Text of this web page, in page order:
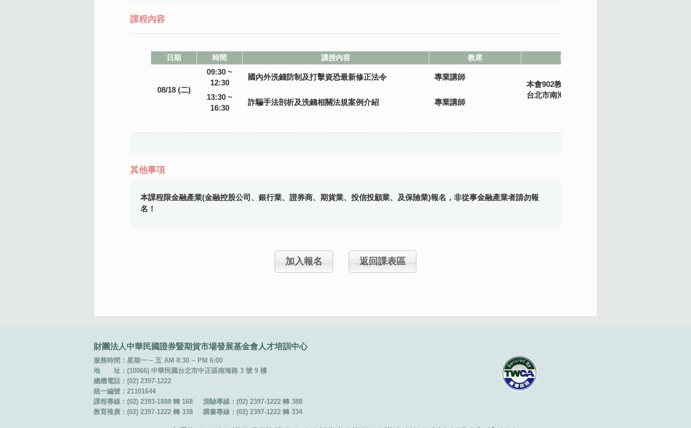
課程內容
日期 時間 講授內容 教席 地點
08/18 (二)
09:30 ~
12:30
國內外洗錢防制及打擊資恐最新修正法令
專業講師
本會902教室
台北市南海路3號9樓
13:30 ~
16:30
詐騙手法剖析及洗錢相關法規案例介紹 專業講師
其他事項
本課程限金融產業(金融控股公司、銀行業、證券商、期貨業、投信投顧業、及保險業)報名，非從事金融產業者請勿報
名！
加入報名 返回課表區
財團法人中華民國證券暨期貨市場發展基金會人才培訓中心
服務時間：星期一 ~ 五 AM 8:30 ~ PM 6:00
地 址：(10066) 中華民國台北市中正區南海路 3 號 9 樓
總機電話：(02) 2397-1222
統一編號：21101644
課程專線：(02) 2393-1888 轉 168
測驗專線：(02) 2397-1222 轉 388
教育推廣：(02) 2397-1222 轉 338
購書專線：(02) 2397-1222 轉 334